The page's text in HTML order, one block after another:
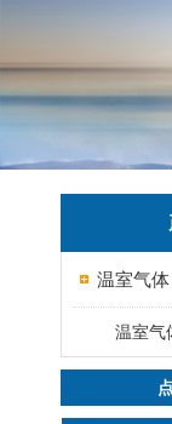
温室气体
温室气